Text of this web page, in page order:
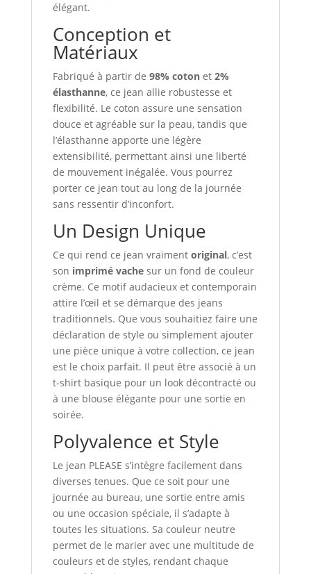
élégant.
Conception et
Matériaux
Fabriqué à partir de 98% cotonet 2%
élasthanne, ce jean allie robustesse et
flexibilité. Le coton assure une sensation
douce et agréable sur la peau, tandis que
l’élasthanne apporte une légère
extensibilité, permettant ainsi une liberté
de mouvement inégalée. Vous pourrez
porter ce jean tout au long de la journée
sans ressentir d’inconfort.
Un Design Unique
Ce qui rend ce jean vraiment original, c’est
son imprimé vachesur un fond de couleur
crème. Ce motif audacieux et contemporain
attire l’œil et se démarque des jeans
traditionnels. Que vous souhaitiez faire une
déclaration de style ou simplement ajouter
une pièce unique à votre collection, ce jean
est le choix parfait. Il peut être associé à un
t-shirt basique pour un look décontracté ou
à une blouse élégante pour une sortie en
soirée.
Polyvalence et Style
Le jean PLEASE s’intègre facilement dans
diverses tenues. Que ce soit pour une
journée au bureau, une sortie entre amis
ou une occasion spéciale, il s’adapte à
toutes les situations. Sa couleur neutre
permet de le marier avec une multitude de
couleurs et de styles, rendant chaque